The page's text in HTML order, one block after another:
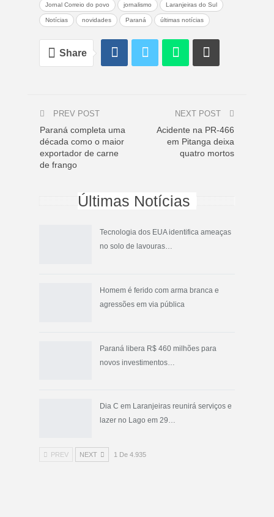
Jornal Correio do povo jornalismo Laranjeiras do Sul
Notícias novidades Paraná últimas notícias
Share
PREV POST
Paraná completa uma
década como o maior
exportador de carne
de frango
NEXT POST
Acidente na PR-466
em Pitanga deixa
quatro mortos
Últimas Notícias
Tecnologia dos EUA identifica ameaças
no solo de lavouras…
Homem é ferido com arma branca e
agressões em via pública
Paraná libera R$ 460 milhões para
novos investimentos…
Dia C em Laranjeiras reunirá serviços e
lazer no Lago em 29…
PREV NEXT 1 De 4.935